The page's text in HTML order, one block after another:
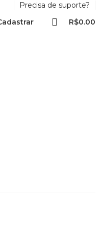
Precisa de suporte?
R$0.00